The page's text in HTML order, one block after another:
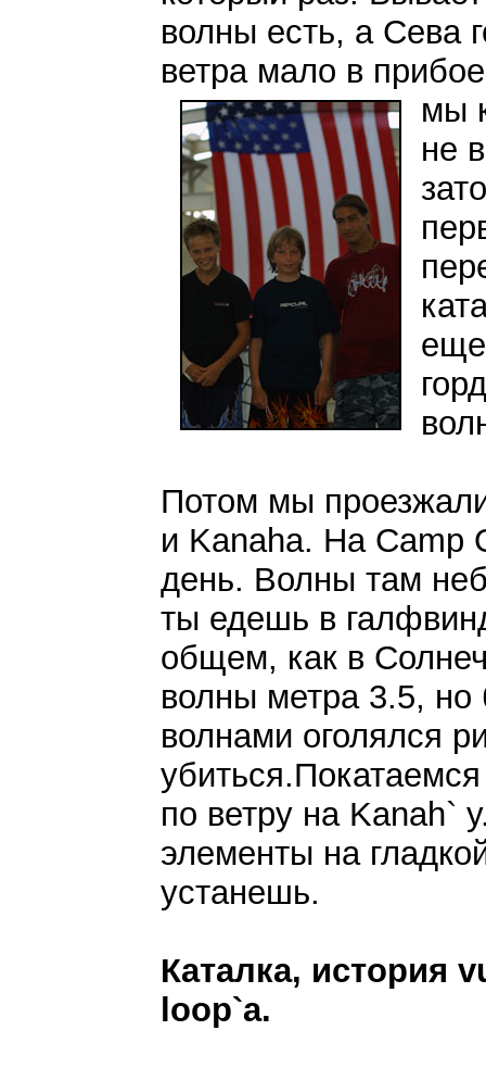
волны есть, а Сева
ветра мало в
мы
не
еще
Потом мы
и Kanaha. На Camp
день. Волны там
ты едешь в
общем, как в
волны метра 3.5, но
волнами оголялся
по ветру на Kanah`
элементы на
устанешь.
Каталка, история
loop`а.